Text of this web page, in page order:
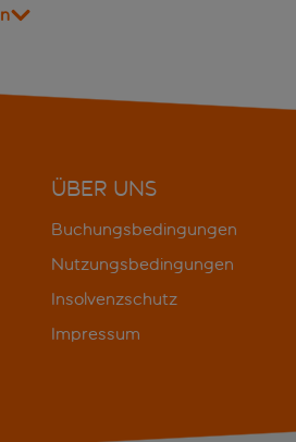
ÜBER UNS
Buchungsbedingungen
Nutzungsbedingungen
Insolvenzschutz
Impressum